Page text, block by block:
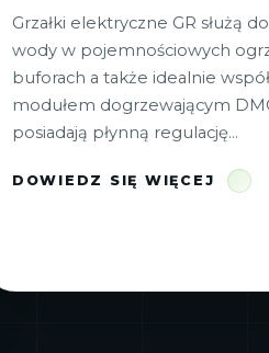
Grzałki elektryczne GR służą
wody w pojemnościowych
buforach a także idealnie
modułem dogrzewającym
posiadają płynną regulację...
DOWIEDZ SIĘ WIĘCEJ